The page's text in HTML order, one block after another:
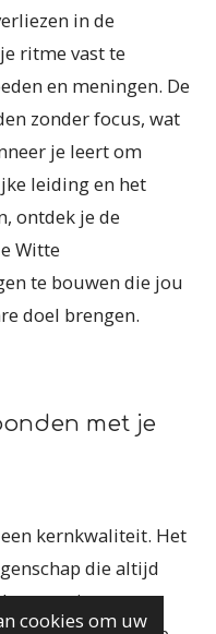
cookies om uw
in de
ritme vast te
en meningen. De
zonder focus, wat
je leert om
leiding en het
ontdek je de
Witte
te bouwen die jou
doel brengen.
met je
kernkwaliteit. Het
die altijd
aan je